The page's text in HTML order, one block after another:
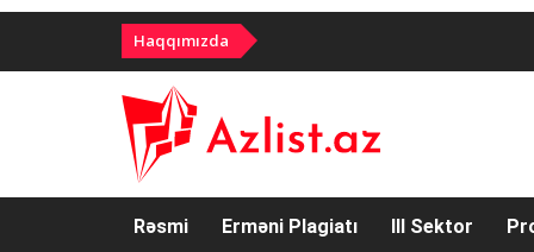
Haqqımızda
Rəsmi Erməni Plagiatı III Sektor